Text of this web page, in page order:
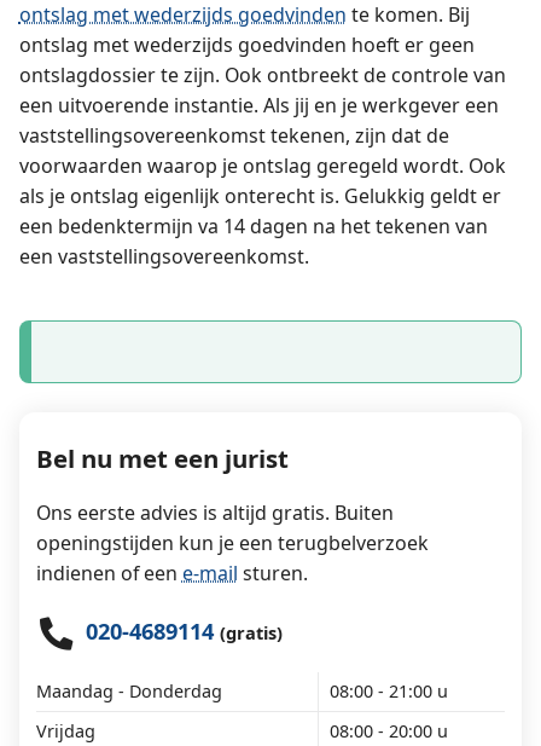
ontslag met wederzijds goedvinden te komen. Bij
ontslag met wederzijds goedvinden hoeft er geen
ontslagdossier te zijn. Ook ontbreekt de controle van
een uitvoerende instantie. Als jij en je werkgever een
vaststellings­overeenkomst tekenen, zijn dat de
voorwaarden waarop je ontslag geregeld wordt. Ook
als je ontslag eigenlijk onterecht is. Gelukkig geldt er
een bedenktermijn va 14 dagen na het tekenen van
een vaststellings­overeenkomst.
Bel nu met een jurist
Ons eerste advies is altijd gratis. Buiten
openingstijden kun je een terugbelverzoek
indienen of een e-mail sturen.
020-4689114 (gratis)
Maandag - Donderdag
08:00 - 21:00 u
Vrijdag
08:00 - 20:00 u